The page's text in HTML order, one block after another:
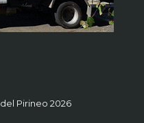
Pirineo 2026